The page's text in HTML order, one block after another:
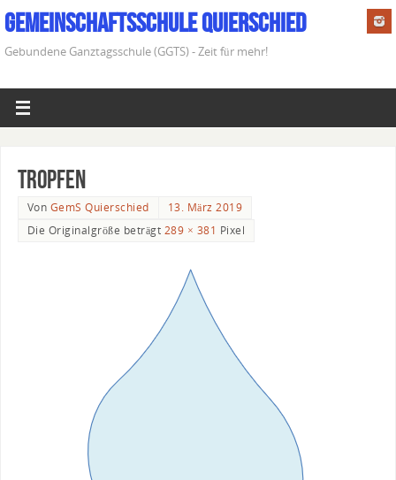
Gemeinschaftsschule Quierschied
Gebundene Ganztagsschule (GGTS) - Zeit für mehr!
Tropfen
Von GemS Quierschied
13. März 2019
Die Originalgröße beträgt 289 × 381 Pixel